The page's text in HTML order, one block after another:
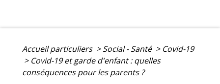
Accueil particuliers > Social - Santé > Covid-19
> Covid-19 et garde d'enfant : quelles
conséquences pour les parents ?